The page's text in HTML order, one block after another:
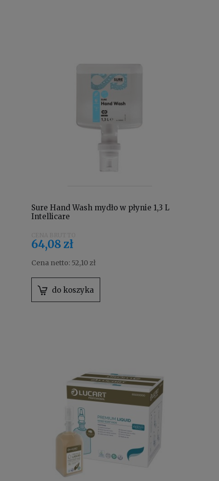
Sure Hand Wash mydło w płynie 1,3 L
Intellicare
64,08 zł
Cena netto: 52,10 zł
do koszyka